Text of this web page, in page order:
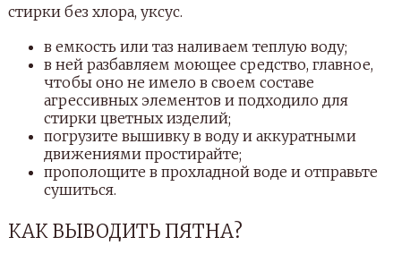
стирки без хлора, уксус.
в емкость или таз наливаем теплую воду;
в ней разбавляем моющее средство, главное,
чтобы оно не имело в своем составе
агрессивных элементов и подходило для
стирки цветных изделий;
погрузите вышивку в воду и аккуратными
движениями простирайте;
прополощите в прохладной воде и отправьте
сушиться.
КАК ВЫВОДИТЬ ПЯТНА?